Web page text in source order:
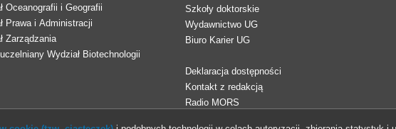
Oceanografii i Geografii
Prawa i Administracji
Zarządzania
Wydział Biotechnologii
Szkoły doktorskie
Wydawnictwo UG
Biuro Karier UG
Deklaracja dostępności
Kontakt z redakcją
Radio MORS